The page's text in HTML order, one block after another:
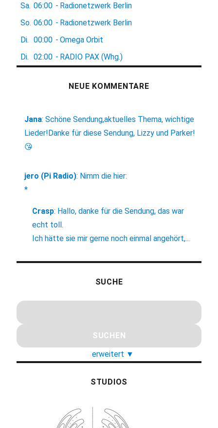
Sa. 06:00 - Radionetzwerk Berlin
So. 06:00 - Radionetzwerk Berlin
Di.
00:00 - Omega Orbit
Di.
02:00 - RADIO PAX (Whg.)
NEUE KOMMENTARE
Jana:Schöne Sendung,aktuelles Thema, wichtige
Lieder!Danke für diese Sendung, Lizzy und Parker!
😘
jero (Pi Radio): Nimm die hier:
*
Crasp: Hallo, danke für die Sendung, das war
echt toll.
Ich hätte sie mir gerne noch einmal angehört,...
SUCHE
erweitert ▼
STUDIOS